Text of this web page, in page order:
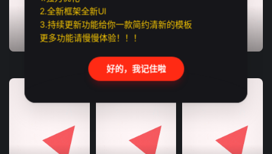
TC国语 HD中字
最后孤屋
2.全新框架全新UI
3.持续更新功能给你一款简约清新的模板
更多功能请慢慢体验！！！
好的，我记住啦